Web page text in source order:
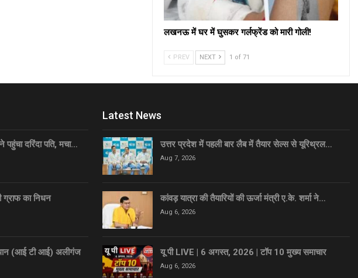
लखनऊ में घर में घुसकर गर्लफ्रेंड को मारी गोली!
PREV NEXT 1 of 71
पहुंचा दरिंदा पति, मचा…
ग्राफ का निधन
(आई टी आई) अलीगंज
Latest News
उत्तर प्रदेश में पहली बार लैब में तैयार सेल्स से यूरिथ्रल…
Aug 7, 2026
कांवड़ यात्रा की तैयारियों की ऊर्जा मंत्री ए.के. शर्मा ने…
Aug 6, 2026
यू पी LIVE | 6 अगस्त, 2026 | टॉप 10 मुख्य समाचार
Aug 6, 2026